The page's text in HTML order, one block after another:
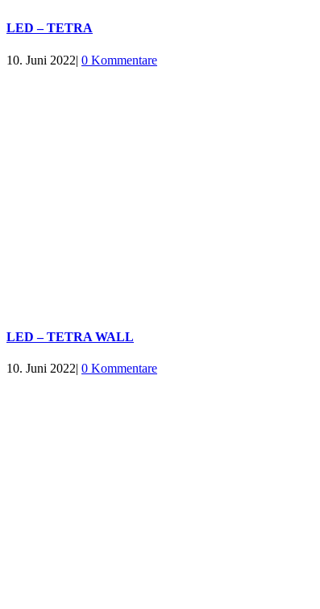
LED – TETRA
10. Juni 2022| 0 Kommentare
LED – TETRA WALL
10. Juni 2022| 0 Kommentare